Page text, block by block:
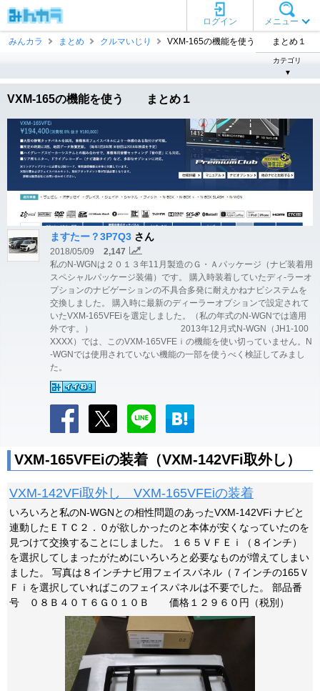
メニュー
ログイン
みんカラ
まとめ クルマいじり VXM-165の機能を使う まとめ１
カテゴリ
▼
VXM-165の機能を使う まとめ１
ますたー？3P7Q3 さん
2018/05/09
2,147
私のN-WGNは２０１３年11月製造のＧ・Ａパッケージ（ナビ装着用
スペシャルパッケージ装備）です。 購入時装着していたディ-ラーオ
プションのナビゲーションの不具合多発に耐えかねナビシステムを
交換しました。 購入時に最新のディーラーオプションで設定されて
いたVXM-165VFEiを選定しました。（私の年式のN-WGNでは適用
外です。） 2013年12月式N-WGN（JH1-100
XXXX）では、このVXM-165VFEｉの機能を使い切っていません。N
-WGNでは使用されていない機能の一部を使うべく検証してみまし
た。
VXM-165VFEiの装着（VXM-142VFi取外し）
VXM-142VFi取外し VXM-165VFEiの装着
いろいろと私のN-WGNとの相性問題のあったVXM-142VFi ナビと
連動したＥＴＣ２．０が欲しかったのと本体が安くなっていたのを
見つけて交換することにしました。 １６５ＶＦＥｉ（８インチ）
を選択してしまったがためにいろいろと必要なものが増えてしまい
ました。 写真は８インチナビ用フェイスパネル（７インチの165Ｖ
Ｆｉを選択していればこのフェイスパネルは不要でした。 部品番
号 ０８Ｂ４０Ｔ６Ｇ０１０Ｂ 価格１２９６０円（税別）